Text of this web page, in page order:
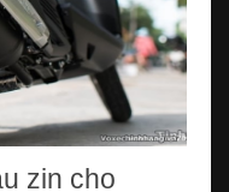
zin cho